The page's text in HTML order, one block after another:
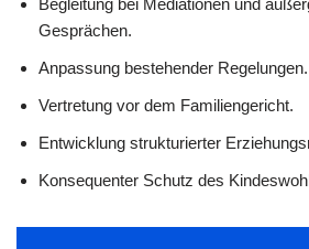
Gesprächen.
Anpassung bestehender Regelungen.
Vertretung vor dem Familiengericht.
Entwicklung strukturierter
Konsequenter Schutz des